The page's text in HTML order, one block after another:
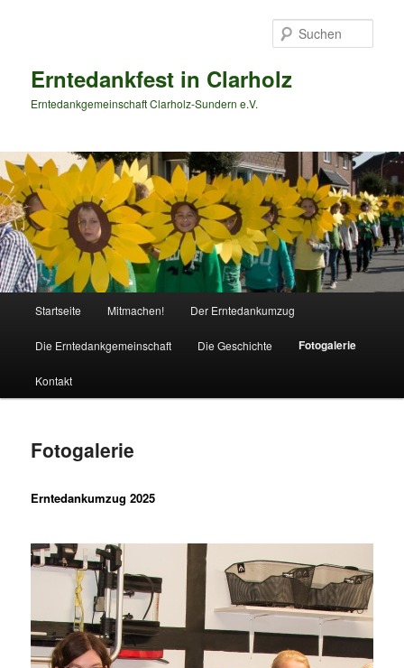
Erntedankfest in Clarholz
Erntedankgemeinschaft Clarholz-Sundern e.V.
Startseite Mitmachen! Der Erntedankumzug
Die Erntedankgemeinschaft Die Geschichte Fotogalerie
Kontakt
Fotogalerie
Erntedankumzug 2025